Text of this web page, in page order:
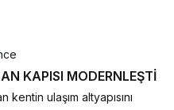
KAPISI MODERNLEŞTİ
ulaşım altyapısını